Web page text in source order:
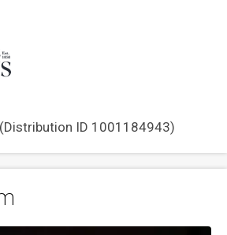
(Distribution ID 1001184943)